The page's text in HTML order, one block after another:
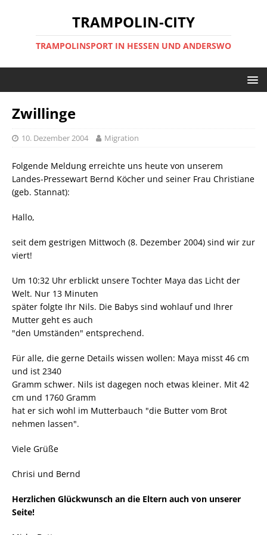
TRAMPOLIN-CITY
TRAMPOLINSPORT IN HESSEN UND ANDERSWO
Zwillinge
10. Dezember 2004 Migration
Folgende Meldung erreichte uns heute von unserem
Landes-Pressewart Bernd Köcher und seiner Frau Christiane
(geb. Stannat):
Hallo,
seit dem gestrigen Mittwoch (8. Dezember 2004) sind wir zur
viert!
Um 10:32 Uhr erblickt unsere Tochter Maya das Licht der
Welt. Nur 13 Minuten
später folgte Ihr Nils. Die Babys sind wohlauf und Ihrer
Mutter geht es auch
"den Umständen" entsprechend.
Für alle, die gerne Details wissen wollen: Maya misst 46 cm
und ist 2340
Gramm schwer. Nils ist dagegen noch etwas kleiner. Mit 42
cm und 1760 Gramm
hat er sich wohl im Mutterbauch "die Butter vom Brot
nehmen lassen".
Viele Grüße
Chrisi und Bernd
Herzlichen Glückwunsch an die Eltern auch von unserer
Seite!